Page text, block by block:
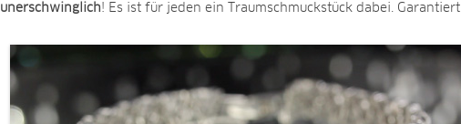
unerschwinglich! Es ist für jeden ein Traumschmuckstück dabei. Garantiert.